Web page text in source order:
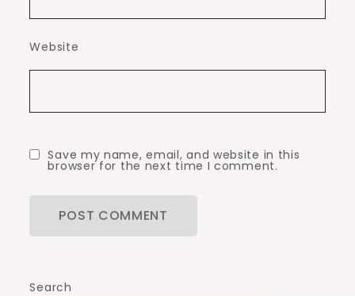
Website
Save my name, email, and website in this
browser for the next time I comment.
Search